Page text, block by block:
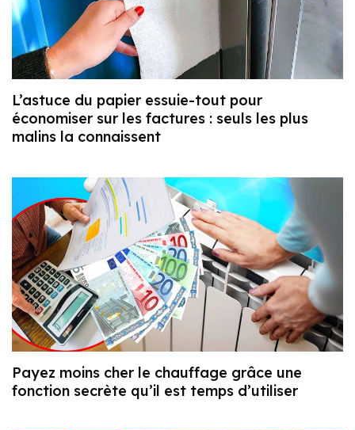
L’astuce du papier essuie-tout pour
économiser sur les factures : seuls les plus
malins la connaissent
Payez moins cher le chauffage grâce une
fonction secrète qu’il est temps d’utiliser